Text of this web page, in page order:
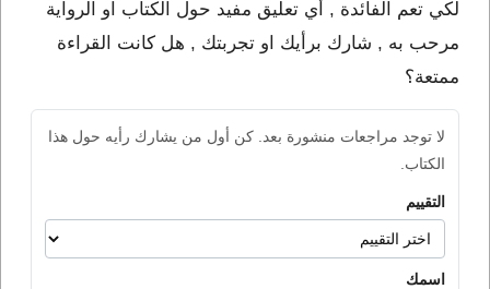
لكي تعم الفائدة , أي تعليق مفيد حول الكتاب او الرواية
مرحب به , شارك برأيك او تجربتك , هل كانت القراءة
ممتعة؟
لا توجد مراجعات منشورة بعد. كن أول من يشارك رأيه حول هذا
الكتاب.
التقييم
اسمك